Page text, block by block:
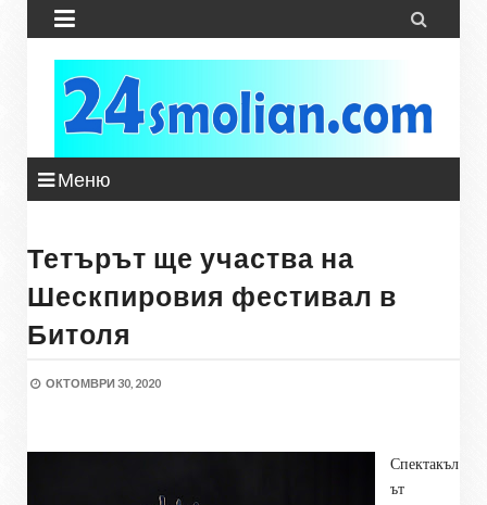
 
Меню
Тетърът ще участва на
Шескпировия фестивал в
Битоля
ОКТОМВРИ 30, 2020
Спектакъл
ът